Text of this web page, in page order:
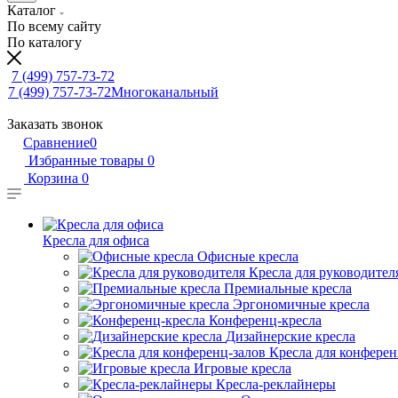
Каталог
По всему сайту
По каталогу
7 (499) 757-73-72
7 (499) 757-73-72Многоканальный
Заказать звонок
Сравнение0
Избранные товары 0
Корзина 0
Кресла для офиса
Офисные кресла
Кресла для
Премиальные кресла
Эргономичные кресла
Конференц-кресла
Дизайнерские кресла
Кресла для
Игровые кресла
Кресла-реклайнеры